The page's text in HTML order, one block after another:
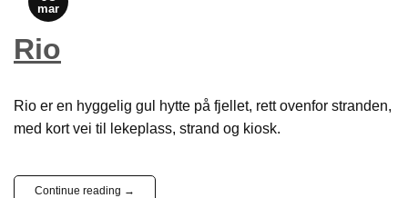
mar
Rio
Rio er en hyggelig gul hytte på fjellet, rett ovenfor stranden,
med kort vei til lekeplass, strand og kiosk.
Continue reading →